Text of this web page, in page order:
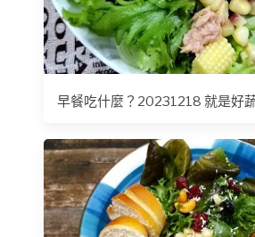
早餐吃什麼？20231218 就是好